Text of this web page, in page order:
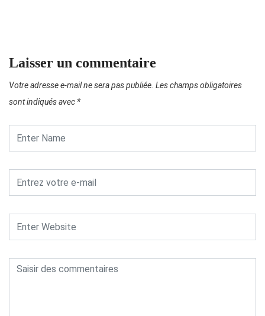
Laisser un commentaire
Votre adresse e-mail ne sera pas publiée. Les champs obligatoires
sont indiqués avec *